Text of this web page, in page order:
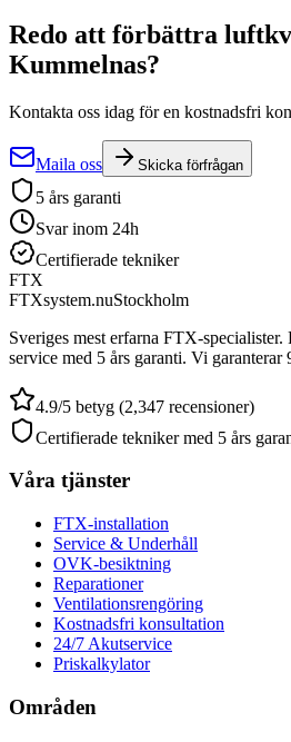
Redo att förbättra
Kummelnas?
Kontakta oss idag för en kostnadsfri
Maila oss Skicka förfrågan
5 års garanti
Svar inom 24h
Certifierade tekniker
FTX
FTXsystem.nuStockholm
Sveriges mest erfarna FTX-
service med 5 års garanti. Vi garanterar
4.9/5 betyg (2,347 recensioner)
Certifierade tekniker med 5 års
Våra tjänster
FTX-installation
Service & Underhåll
OVK-besiktning
Reparationer
Ventilationsrengöring
Kostnadsfri konsultation
24/7 Akutservice
Priskalkylator
Områden